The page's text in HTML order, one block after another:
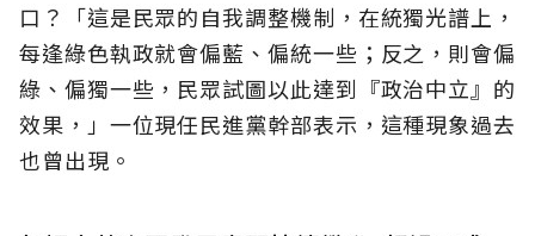
口？「這是民眾的自我調整機制，在統獨光譜上，
每逢綠色執政就會偏藍、偏統一些；反之，則會偏
綠、偏獨一些，民眾試圖以此達到『政治中立』的
效果，」一位現任民進黨幹部表示，這種現象過去
也曾出現。